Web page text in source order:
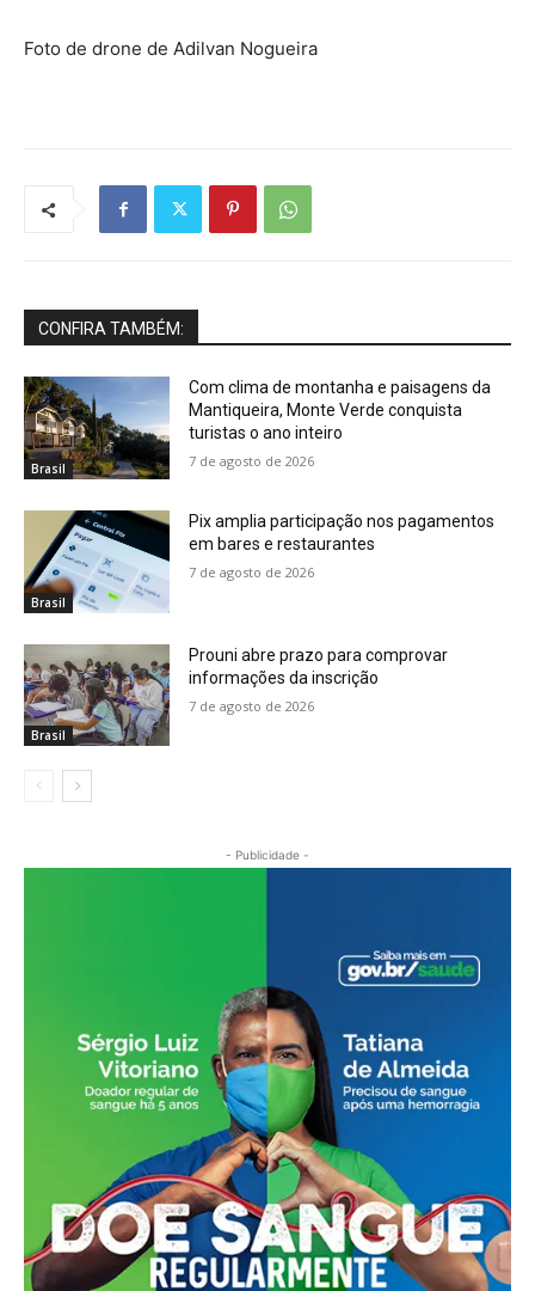
Foto de drone de Adilvan Nogueira
CONFIRA TAMBÉM:
Brasil
Com clima de montanha e paisagens da
Mantiqueira, Monte Verde conquista
turistas o ano inteiro
7 de agosto de 2026
Brasil
Pix amplia participação nos pagamentos
em bares e restaurantes
7 de agosto de 2026
Brasil
Prouni abre prazo para comprovar
informações da inscrição
7 de agosto de 2026
- Publicidade -